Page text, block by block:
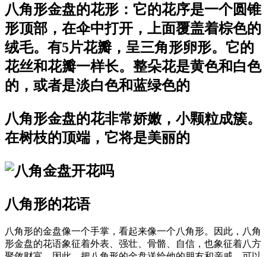
八角形金盘的花形：它的花序是一个圆锥
形顶部，在伞中打开，上面覆盖着棕色的
绒毛。有5片花瓣，呈三角形卵形。它的
花丝和花瓣一样长。整朵花是黄色和白色
的，或者是淡白色和蓝绿色的
八角形金盘的花非常娇嫩，小颗粒成簇。
在树枝的顶端，它将是美丽的
八角形的花语
八角形的金盘像一个手掌，看起来像一个八角形。因此，八角
形金盘的花语象征着外表、强壮、骨骼、自信，也象征着八方